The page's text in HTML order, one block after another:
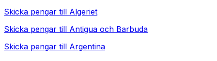
Skicka pengar till Algeriet
Skicka pengar till Antigua och Barbuda
Skicka pengar till Argentina